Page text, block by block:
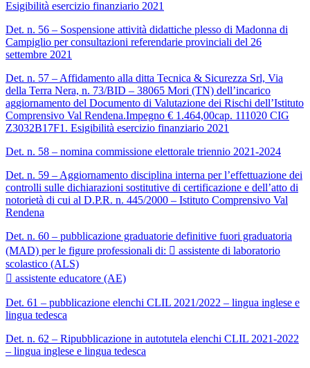
Esigibilità esercizio finanziario 2021
Det. n. 56 – Sospensione attività didattiche plesso di Madonna di
Campiglio per consultazioni referendarie provinciali del 26
settembre 2021
Det. n. 57 – Affidamento alla ditta Tecnica & Sicurezza Srl, Via
della Terra Nera, n. 73/BID – 38065 Mori (TN) dell’incarico
aggiornamento del Documento di Valutazione dei Rischi dell’Istituto
Comprensivo Val Rendena.Impegno € 1.464,00cap. 111020 CIG
Z3032B17F1. Esigibilità esercizio finanziario 2021
Det. n. 58 – nomina commissione elettorale triennio 2021-2024
Det. n. 59 – Aggiornamento disciplina interna per l’effettuazione dei
controlli sulle dichiarazioni sostitutive di certificazione e dell’atto di
notorietà di cui al D.P.R. n. 445/2000 – Istituto Comprensivo Val
Rendena
Det. n. 60 – pubblicazione graduatorie definitive fuori graduatoria
(MAD) per le figure professionali di:  assistente di laboratorio
scolastico (ALS)
 assistente educatore (AE)
Det. 61 – pubblicazione elenchi CLIL 2021/2022 – lingua inglese e
lingua tedesca
Det. n. 62 – Ripubblicazione in autotutela elenchi CLIL 2021-2022
– lingua inglese e lingua tedesca